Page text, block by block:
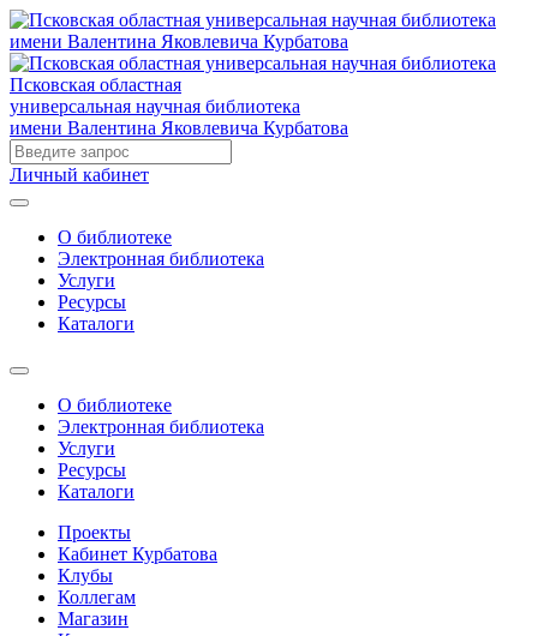
Псковская областная
универсальная научная библиотека
имени Валентина Яковлевича Курбатова
Личный кабинет
О библиотеке
Электронная библиотека
Услуги
Ресурсы
Каталоги
О библиотеке
Электронная библиотека
Услуги
Ресурсы
Каталоги
Проекты
Кабинет Курбатова
Клубы
Коллегам
Магазин